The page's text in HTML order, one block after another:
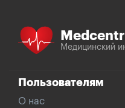
Медицинский
Пользователям
О нас